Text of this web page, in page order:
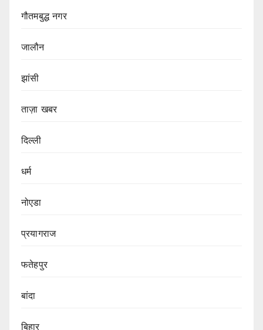
गौतमबुद्ध नगर
जालौन
झांसी
ताज़ा खबर
दिल्ली
धर्म
नोएडा
प्रयागराज
फतेहपुर
बांदा
बिहार